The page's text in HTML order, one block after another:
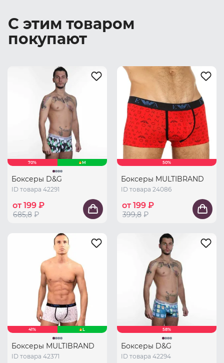
С этим товаром
покупают
70% M
Боксеры D&G
ID товара 42291
от 199 ₽
685,8 ₽
50%
Боксеры MULTIBRAND
ID товара 24086
от 199 ₽
399,8 ₽
41% L
Боксеры MULTIBRAND
ID товара 42371
58%
Боксеры D&G
ID товара 42294